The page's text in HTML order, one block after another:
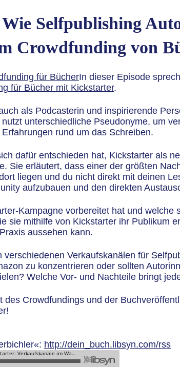
Selfpublishing
Crowdfunding von
In dieser Episode
für Bücher mit Kickstarter.
als Podcasterin und inspirierende
unterschiedliche Pseudonyme, um
rund um das Schreiben.
dafür entschieden hat, Kickstarter als
Sie erläutert, dass einer der größten
liegen und du nicht direkt mit deinen
aufzubauen und den direkten
Kampagne vorbereitet hat und
sie mithilfe von Kickstarter ihr Publikum
aussehen kann.
Verkaufskanälen für
zu konzentrieren oder sollten
Welche Vor- und Nachteile bringt
Crowdfundings und der
http://dein_buch.libsyn.com/rss